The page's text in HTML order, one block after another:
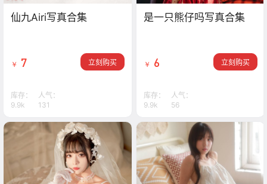
仙九Airi写真合集
￥ 7 立刻购买
库存：
9.9k
人气：
131
是一只熊仔吗写真合集
￥ 6 立刻购买
库存：
9.9k
人气：
56